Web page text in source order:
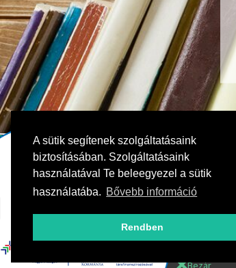
A sütik segítenek szolgáltatásaink
biztosításában. Szolgáltatásaink
használatával Te beleegyezel a sütik
használatába. Bővebb információ
Rendben
Bezár
Kövess bennünket!